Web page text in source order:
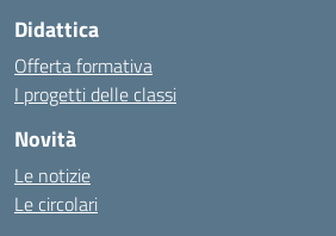
Didattica
Offerta formativa
I progetti delle classi
Novità
Le notizie
Le circolari